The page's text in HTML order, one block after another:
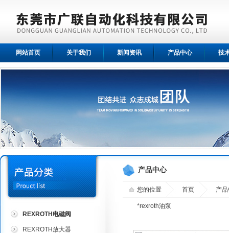
网站首页 关于我们 新闻资讯 产品中心 技
REXROTH电磁阀
REXROTH放大器
产品中心
您的位置 首页 产
*rexroth油泵